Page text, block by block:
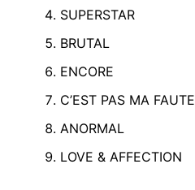
SUPERSTAR
BRUTAL
ENCORE
C’EST PAS MA FAUTE
ANORMAL
LOVE & AFFECTION